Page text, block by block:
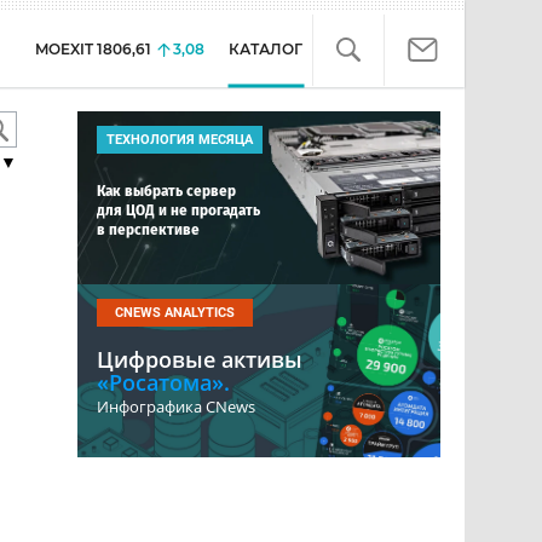
MOEXIT 1806,61 3,08 КАТАЛОГ
ТЕХНОЛОГИЯ МЕСЯЦА
Как выбрать сервер
для ЦОД и не прогадать
в перспективе
CNEWS ANALYTICS
Цифровые активы
«Росатома».
Инфографика CNews